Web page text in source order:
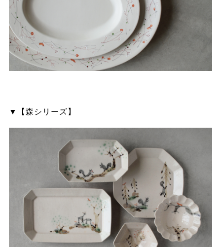
▼【森シリーズ】